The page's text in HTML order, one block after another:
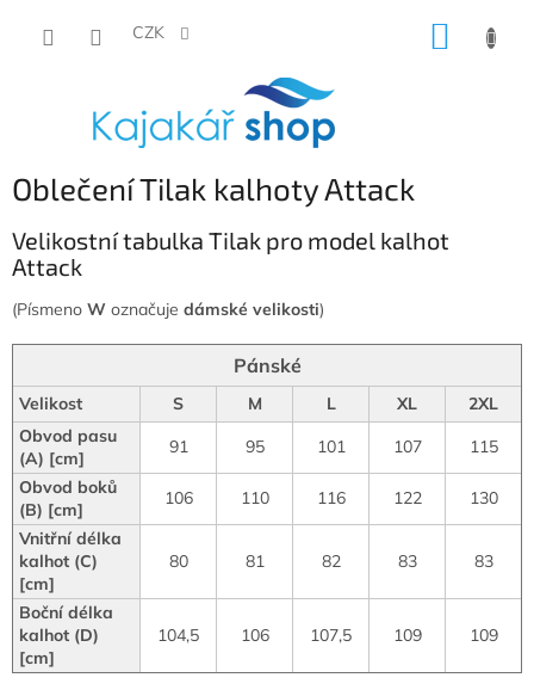
CZK
Oblečení Tilak kalhoty Attack
Velikostní tabulka Tilak pro model kalhot
Attack
(Písmeno W označuje dámské velikosti)
Pánské
Velikost S M L XL
2XL
Obvod pasu
(A) [cm]
91 95 101 107
115
Obvod boků
(B) [cm]
106 110 116 122
130
Vnitřní délka
kalhot (C)
[cm]
80 81 82 83 83
Boční délka
kalhot (D)
[cm]
104,5 106 107,5 109 109